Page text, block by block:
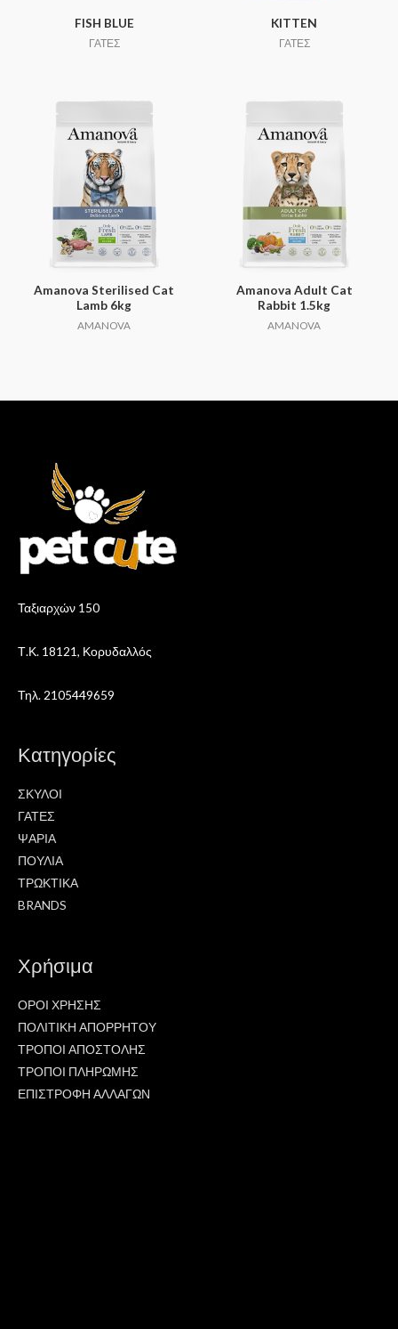
FISH BLUE
ΓΑΤΕΣ
KITTEN
ΓΑΤΕΣ
Amanova Sterilised Cat
Lamb 6kg
AMANOVA
Amanova Adult Cat
Rabbit 1.5kg
AMANOVA
Ταξιαρχών 150
Τ.Κ. 18121, Κορυδαλλός
Τηλ. 2105449659
Κατηγορίες
ΣΚΥΛΟΙ
ΓΑΤΕΣ
ΨΑΡΙΑ
ΠΟΥΛΙΑ
ΤΡΩΚΤΙΚΑ
BRANDS
Χρήσιμα
ΟΡΟΙ ΧΡΗΣΗΣ
ΠΟΛΙΤΙΚΗ ΑΠΟΡΡΗΤΟΥ
ΤΡΟΠΟΙ ΑΠΟΣΤΟΛΗΣ
ΤΡΟΠΟΙ ΠΛΗΡΩΜΗΣ
ΕΠΙΣΤΡΟΦΗ ΑΛΛΑΓΩΝ